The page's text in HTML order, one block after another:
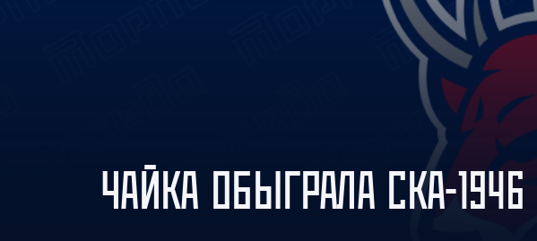
Амур
Барыс
Салават Юлаев
Сибирь
ЧАЙКА ОБЫГРАЛА СКА-1946